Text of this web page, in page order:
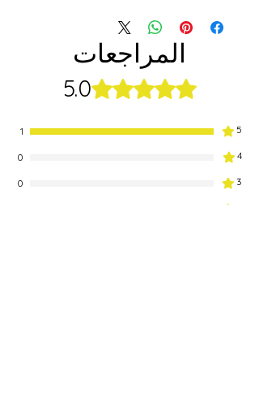
الاتصال بأحد أعضاء الفريق.
الرجاء اختيار الطول الخاص بك من المربع
المراجعات
تم التقييم بـ 5 من أصل 5 نجوم. 5.0
5
1
4
0
3
0